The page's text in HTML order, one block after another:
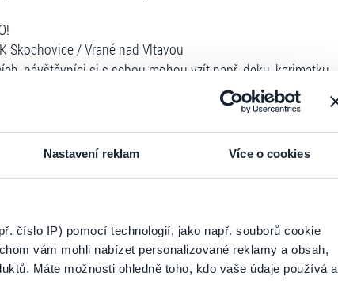
Nastavení reklam Více o cookies
číslo IP) pomocí technologií, jako např. souborů cookie
vám mohli nabízet personalizované reklamy a obsah,
Máte možnosti ohledně toho, kdo vaše údaje používá a
Skochovice / Vrané nad Vltavou
návštěvníci si s sebou mohou vzít např. deku, karimatku.
občerstvení s příjemným posezením u řeky.
; Tel.: 773 990 009
zárukou pravosti vstupenek